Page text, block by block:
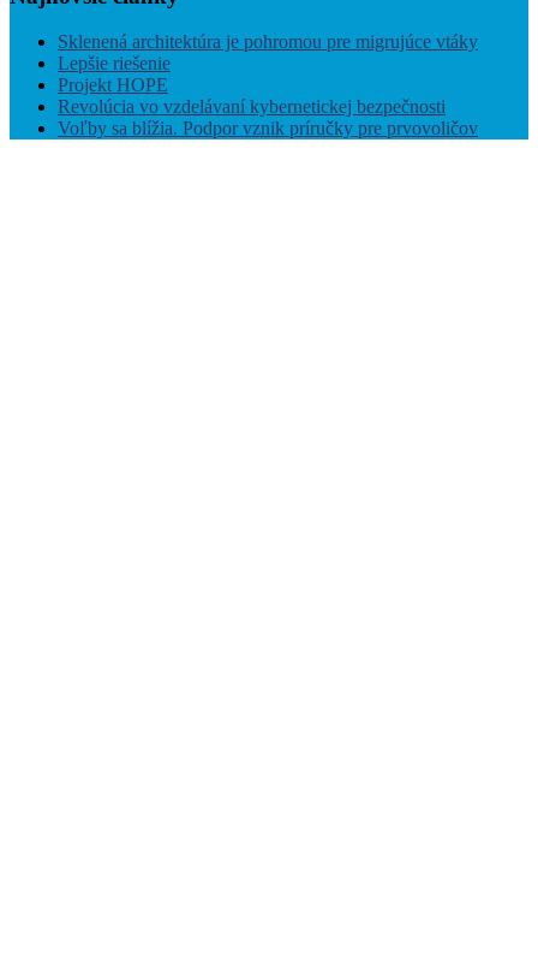
Sklenená architektúra je pohromou pre migrujúce vtáky
Lepšie riešenie
Projekt HOPE
Revolúcia vo vzdelávaní kybernetickej bezpečnosti
Voľby sa blížia. Podpor vznik príručky pre prvovoličov